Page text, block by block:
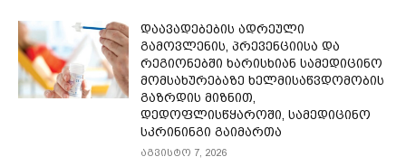
დაავადებების ადრეული
გამოვლენის, პრევენციისა და
რეგიონებში ხარისხიან სამედიცინო
მომსახურებაზე ხელმისაწვდომობის
გაზრდის მიზნით,
დედოფლისწყაროში, სამედიცინო
სკრინინგი გაიმართა
აგვისტო 7, 2026